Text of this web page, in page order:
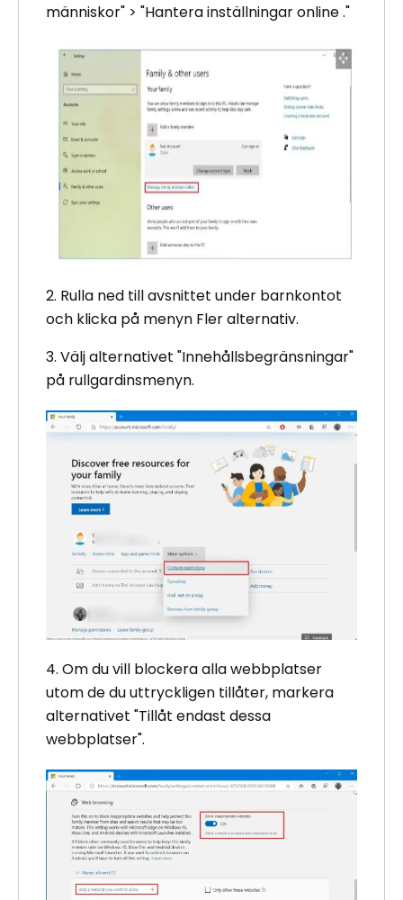
människor" > "Hantera inställningar online ."
2. Rulla ned till avsnittet under barnkontot
och klicka på menyn Fler alternativ.
3. Välj alternativet "Innehållsbegränsningar"
på rullgardinsmenyn.
4. Om du vill blockera alla webbplatser
utom de du uttryckligen tillåter, markera
alternativet "Tillåt endast dessa
webbplatser".